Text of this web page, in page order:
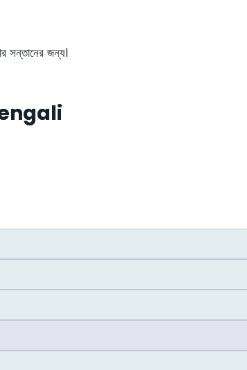
সন্তানের জন্য।